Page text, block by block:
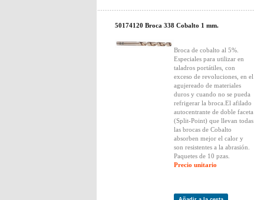
50174120 Broca 338 Cobalto 1 mm.
Broca de cobalto al 5%.
Especiales para utilizar en
taladros portátiles, con
exceso de revoluciones, en el
agujereado de materiales
duros y cuando no se pueda
refrigerar la broca.El afilado
autocentrante de doble faceta
(Split-Point) que llevan todas
las brocas de Cobalto
absorben mejor el calor y
son resistentes a la abrasión.
Paquetes de 10 pzas.
Precio unitario